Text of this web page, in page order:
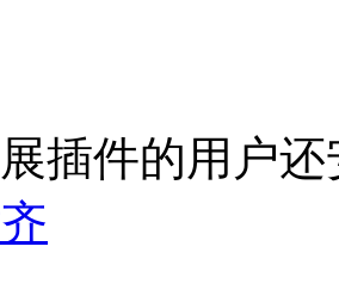
插件的用户